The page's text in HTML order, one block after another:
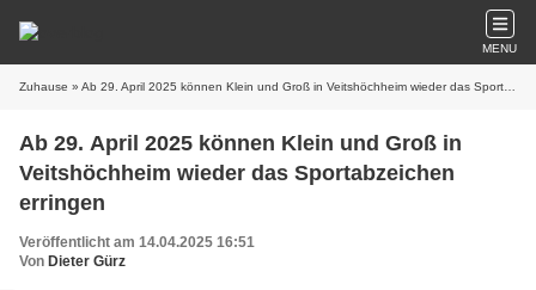
MENU
Zuhause » Ab 29. April 2025 können Klein und Groß in Veitshöchheim wieder das Sportabzeichen erringen
Ab 29. April 2025 können Klein und Groß in
Veitshöchheim wieder das Sportabzeichen
erringen
Veröffentlicht am 14.04.2025 16:51
Von Dieter Gürz